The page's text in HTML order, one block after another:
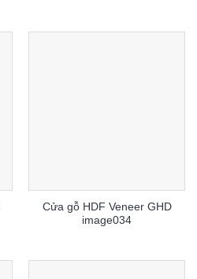
Cửa gỗ HDF Veneer GHD
image034